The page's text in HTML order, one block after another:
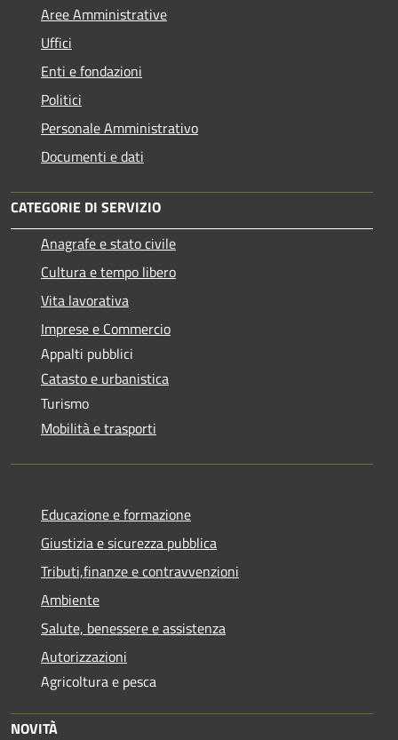
Aree Amministrative
Uffici
Enti e fondazioni
Politici
Personale Amministrativo
Documenti e dati
CATEGORIE DI SERVIZIO
Anagrafe e stato civile
Cultura e tempo libero
Vita lavorativa
Imprese e Commercio
Appalti pubblici
Catasto e urbanistica
Turismo
Mobilità e trasporti
Educazione e formazione
Giustizia e sicurezza pubblica
Tributi,finanze e contravvenzioni
Ambiente
Salute, benessere e assistenza
Autorizzazioni
Agricoltura e pesca
NOVITÀ